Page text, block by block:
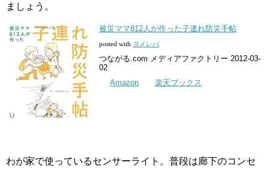
ましょう。
被災ママ812人が作った子連れ防災手帖
posted with ヨメレバ
つながる.com メディアファクトリー 2012-03-
02
Amazon
楽天ブックス
わが家で使っているセンサーライト。普段は廊下のコンセ